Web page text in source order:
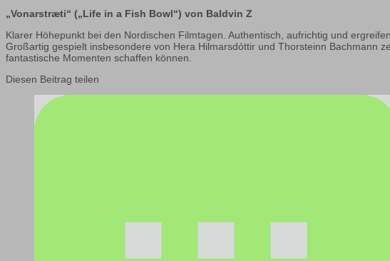
„Vonarstræti“ („Life in a Fish Bowl“) von Baldvin Z
Klarer Höhepunkt bei den Nordischen Filmtagen. Authentisch, aufrichtig und
Großartig gespielt insbesondere von Hera Hilmarsdóttir und Thorsteinn Bachmann
fantastische Momenten schaffen können.
Diesen Beitrag teilen